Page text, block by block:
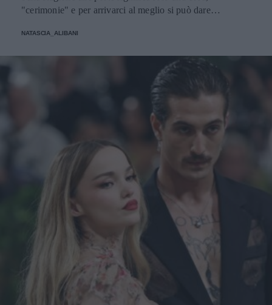
"cerimonie" e per arrivarci al meglio si può dare
NATASCIA_ALIBANI